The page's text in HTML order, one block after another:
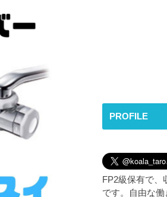
PROFILE
FP2級保有で、
です。自由な